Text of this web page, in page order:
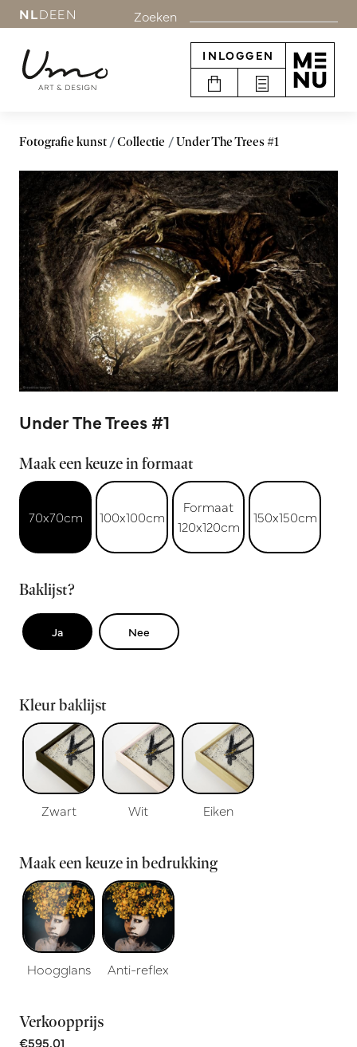
NLDEEN Zoeken
INLOGGEN
Fotografie kunst Collectie Under The Trees #1
Under The Trees #1
Maak een keuze in formaat
70x70cm 100x100cm
Formaat
120x120cm
150x150cm
Baklijst?
Ja Nee
Kleur baklijst
Zwart Wit Eiken
Maak een keuze in bedrukking
Hoogglans Anti-reflex
Verkoopprijs
€595,01